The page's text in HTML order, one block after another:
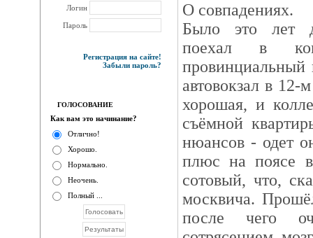
Логин
Пароль
Регистрация на сайте!
Забыли пароль?
ГОЛОСОВАНИЕ
Как вам это начинание?
Отлично!
Хорошо.
Нормально.
Неочень.
Полный ...
О совпадениях.
Было это лет
поехал в
провинциальный
автовокзал в 12-
хорошая, и
съёмной
нюансов - одет
плюс на поясе
сотовый, что,
москвича.
после чего